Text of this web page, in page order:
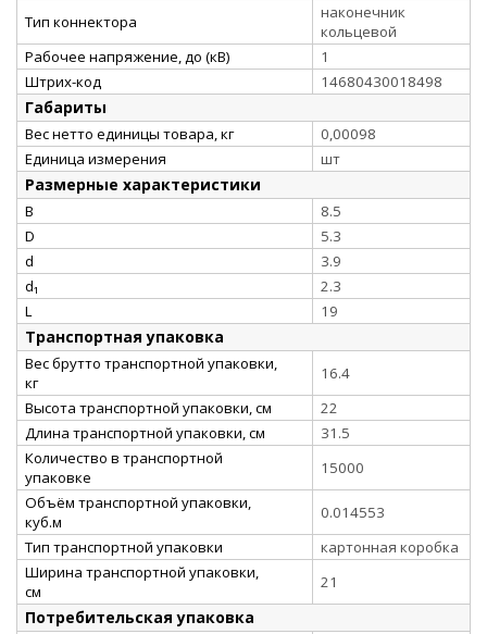
Тип коннектора
наконечник
кольцевой
Рабочее напряжение, до (кВ)
1
Штрих-код
14680430018498
Габариты
Вес нетто единицы товара, кг
0,00098
Единица измерения
шт
Размерные характеристики
B
8.5
D
5.3
d
3.9
d₁
2.3
L
19
Транспортная упаковка
Вес брутто транспортной упаковки,
кг
16.4
Высота транспортной упаковки, см
22
Длина транспортной упаковки, см
31.5
Количество в транспортной
упаковке
15000
Объём транспортной упаковки,
куб.м
0.014553
Тип транспортной упаковки
картонная коробка
Ширина транспортной упаковки,
см
21
Потребительская упаковка